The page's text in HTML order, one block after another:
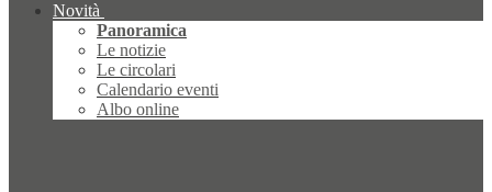
Novità
Panoramica
Le notizie
Le circolari
Calendario eventi
Albo online